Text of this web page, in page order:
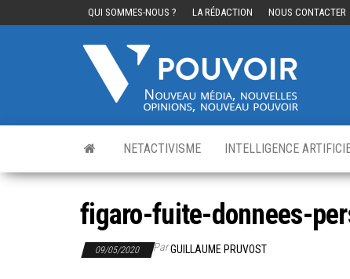
QUI SOMMES-NOUS ? LA RÉDACTION NOUS CONTACTER
nouveau
NETACTIVISME INTELLIGENCE
figaro-fuite-donnees-
09/05/2020 ParGUILLAUME PRUVOST